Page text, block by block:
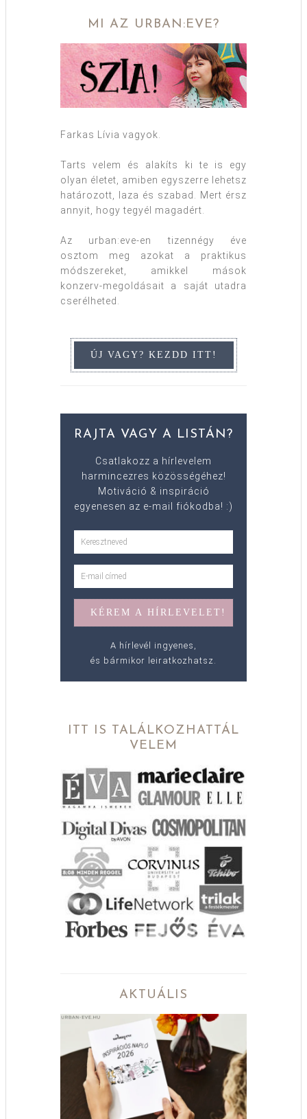
MI AZ URBAN:EVE?
Farkas Lívia vagyok.
Tarts velem és alakíts ki te is egy
olyan életet, amiben egyszerre lehetsz
határozott, laza és szabad. Mert érsz
annyit, hogy tegyél magadért.
Az urban:eve-en tizennégy éve
osztom meg azokat a praktikus
módszereket, amikkel mások
konzerv-megoldásait a saját utadra
cserélheted.
RAJTA VAGY A LISTÁN?
Csatlakozz a hírlevelem
harmincezres közösségéhez!
Motiváció & inspiráció
egyenesen az e-mail fiókodba! :)
A hírlevél ingyenes,
és bármikor leiratkozhatsz.
ITT IS TALÁLKOZHATTÁL
VELEM
AKTUÁLIS